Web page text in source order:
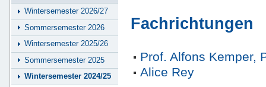
Fachrichtungen
Prof. Alfons Kemper,
Alice Rey
Wintersemester 2026/27
Sommersemester 2026
Wintersemester 2025/26
Sommersemester 2025
Wintersemester 2024/25